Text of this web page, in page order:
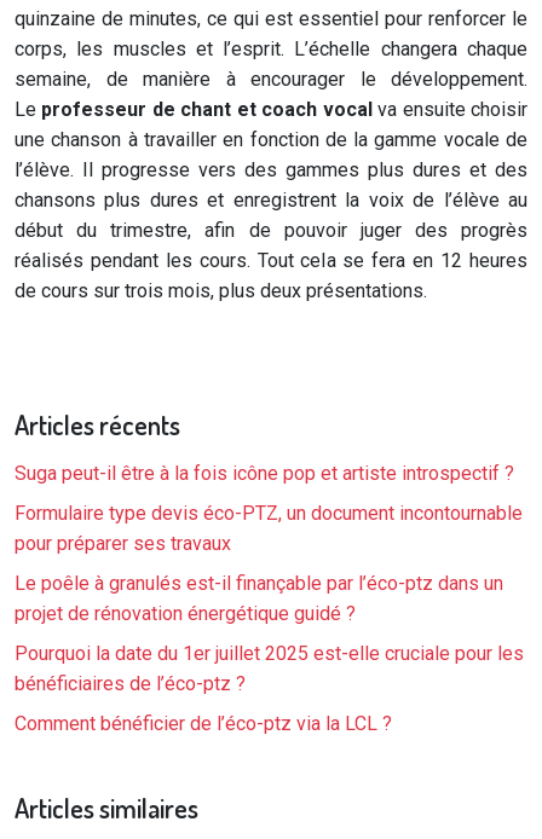
quinzaine de minutes, ce qui est essentiel pour renforcer le
corps, les muscles et l’esprit. L’échelle changera chaque
semaine, de manière à encourager le développement.
Le professeur de chant et coach vocalva ensuite choisir
une chanson à travailler en fonction de la gamme vocale de
l’élève. Il progresse vers des gammes plus dures et des
chansons plus dures et enregistrent la voix de l’élève au
début du trimestre, afin de pouvoir juger des progrès
réalisés pendant les cours. Tout cela se fera en 12 heures
de cours sur trois mois, plus deux présentations.
Articles récents
Suga peut-il être à la fois icône pop et artiste introspectif ?
Formulaire type devis éco-PTZ, un document incontournable
pour préparer ses travaux
Le poêle à granulés est-il finançable par l’éco-ptz dans un
projet de rénovation énergétique guidé ?
Pourquoi la date du 1er juillet 2025 est-elle cruciale pour les
bénéficiaires de l’éco-ptz ?
Comment bénéficier de l’éco-ptz via la LCL ?
Articles similaires